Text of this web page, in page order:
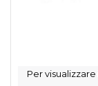
Per